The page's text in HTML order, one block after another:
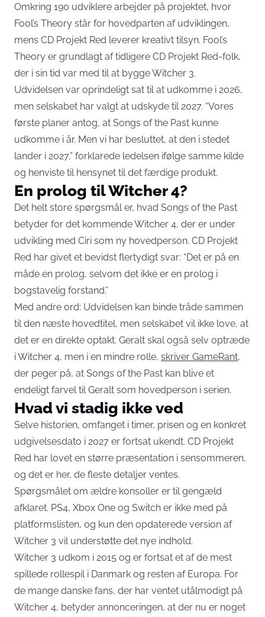
Omkring 190 udviklere arbejder på projektet, hvor
Fool’s Theory står for hovedparten af udviklingen,
mens CD Projekt Red leverer kreativt tilsyn. Fool’s
Theory er grundlagt af tidligere CD Projekt Red-folk,
der i sin tid var med til at bygge Witcher 3.
Udvidelsen var oprindeligt sat til at udkomme i 2026,
men selskabet har valgt at udskyde til 2027. “Vores
første planer antog, at Songs of the Past kunne
udkomme i år. Men vi har besluttet, at den i stedet
lander i 2027,” forklarede ledelsen ifølge samme kilde
og henviste til hensynet til det færdige produkt.
En prolog til Witcher 4?
Det helt store spørgsmål er, hvad Songs of the Past
betyder for det kommende Witcher 4, der er under
udvikling med Ciri som ny hovedperson. CD Projekt
Red har givet et bevidst flertydigt svar: “Det er på en
måde en prolog, selvom det ikke er en prolog i
bogstavelig forstand.”
Med andre ord: Udvidelsen kan binde tråde sammen
til den næste hovedtitel, men selskabet vil ikke love, at
det er en direkte optakt. Geralt skal også selv optræde
i Witcher 4, men i en mindre rolle, skriver GameRant,
der peger på, at Songs of the Past kan blive et
endeligt farvel til Geralt som hovedperson i serien.
Hvad vi stadig ikke ved
Selve historien, omfanget i timer, prisen og en konkret
udgivelsesdato i 2027 er fortsat ukendt. CD Projekt
Red har lovet en større præsentation i sensommeren,
og det er her, de fleste detaljer ventes.
Spørgsmålet om ældre konsoller er til gengæld
afklaret. PS4, Xbox One og Switch er ikke med på
platformslisten, og kun den opdaterede version af
Witcher 3 vil understøtte det nye indhold.
Witcher 3 udkom i 2015 og er fortsat et af de mest
spillede rollespil i Danmark og resten af Europa. For
de mange danske fans, der har ventet utålmodigt på
Witcher 4, betyder annonceringen, at der nu er noget